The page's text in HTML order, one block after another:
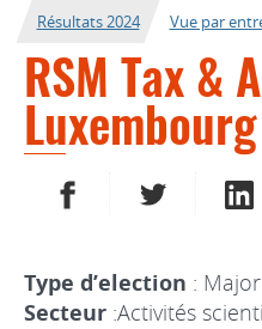
Résultats 2024
Vue par
RSM Tax &
Luxembourg
PARTAGER SURPARTAGER
Type d’election :
Secteur :Activités